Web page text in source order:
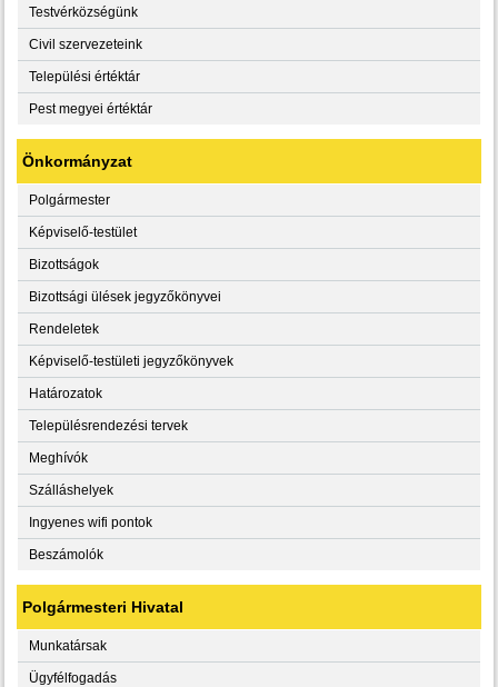
Testvérközségünk
Civil szervezeteink
Települési értéktár
Pest megyei értéktár
Önkormányzat
Polgármester
Képviselő-testület
Bizottságok
Bizottsági ülések jegyzőkönyvei
Rendeletek
Képviselő-testületi jegyzőkönyvek
Határozatok
Településrendezési tervek
Meghívók
Szálláshelyek
Ingyenes wifi pontok
Beszámolók
Polgármesteri Hivatal
Munkatársak
Ügyfélfogadás